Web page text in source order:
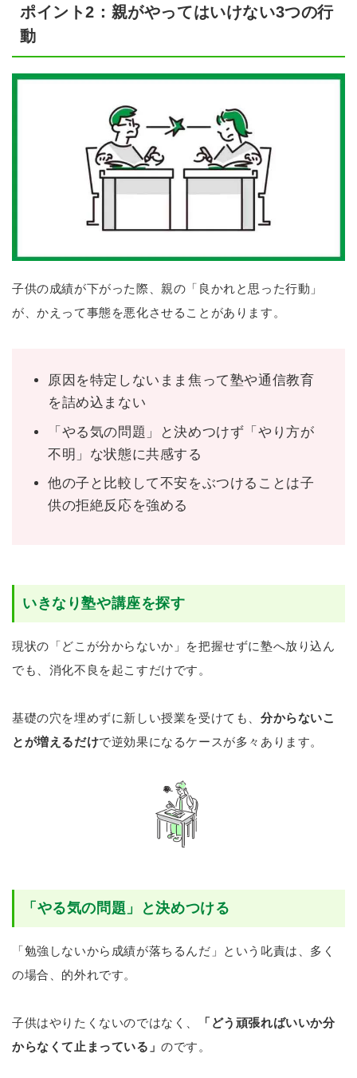
ポイント2：親がやってはいけない3つの行
動
子供の成績が下がった際、親の「良かれと思った行動」
が、かえって事態を悪化させることがあります。
原因を特定しないまま焦って塾や通信教育
を詰め込まない
「やる気の問題」と決めつけず「やり方が
不明」な状態に共感する
他の子と比較して不安をぶつけることは子
供の拒絶反応を強める
いきなり塾や講座を探す
現状の「どこが分からないか」を把握せずに塾へ放り込ん
でも、消化不良を起こすだけです。
基礎の穴を埋めずに新しい授業を受けても、 分からないこ
とが増えるだけで逆効果になるケースが多々あります。
「やる気の問題」と決めつける
「勉強しないから成績が落ちるんだ」という叱責は、多く
の場合、的外れです。
子供はやりたくないのではなく、
「どう頑張ればいいか分
からなくて止まっている」のです。